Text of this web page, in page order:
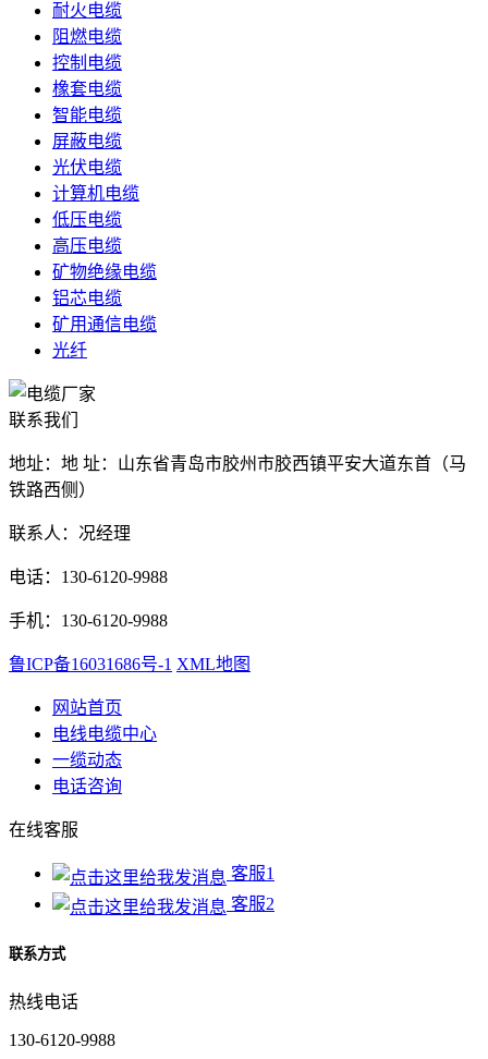
耐火电缆
阻燃电缆
控制电缆
橡套电缆
智能电缆
屏蔽电缆
光伏电缆
计算机电缆
低压电缆
高压电缆
矿物绝缘电缆
铝芯电缆
矿用通信电缆
光纤
联系我们
地址：地 址：山东省青岛市胶州市胶西镇平安大道东首（马
铁路西侧）
联系人：况经理
电话：130-6120-9988
手机：130-6120-9988
鲁ICP备16031686号-1 XML地图
网站首页
电线电缆中心
一缆动态
电话咨询
在线客服
客服1
客服2
联系方式
热线电话
130-6120-9988